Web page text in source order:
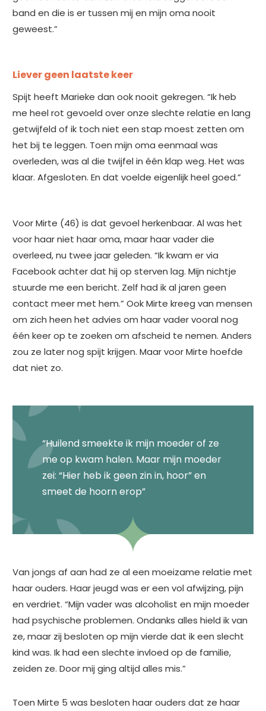
band en die is er tussen mij en mijn oma nooit
geweest.”
Liever geen laatste keer
Spijt heeft Marieke dan ook nooit gekregen. “Ik heb
me heel rot gevoeld over onze slechte relatie en lang
getwijfeld of ik toch niet een stap moest zetten om
het bij te leggen. Toen mijn oma eenmaal was
overleden, was al die twijfel in één klap weg. Het was
klaar. Afgesloten. En dat voelde eigenlijk heel goed.”
Voor Mirte (46) is dat gevoel herkenbaar. Al was het
voor haar niet haar oma, maar haar vader die
overleed, nu twee jaar geleden. “Ik kwam er via
Facebook achter dat hij op sterven lag. Mijn nichtje
stuurde me een bericht. Zelf had ik al jaren geen
contact meer met hem.” Ook Mirte kreeg van mensen
om zich heen het advies om haar vader vooral nog
één keer op te zoeken om afscheid te nemen. Anders
zou ze later nog spijt krijgen. Maar voor Mirte hoefde
dat niet zo.
“Huilend smeekte ik mijn moeder of ze
me op kwam halen. Maar mijn moeder
zei: “Hier heb ik geen zin in, hoor” en
smeet de hoorn erop”
Van jongs af aan had ze al een moeizame relatie met
haar ouders. Haar jeugd was er een vol afwijzing, pijn
en verdriet. “Mijn vader was alcoholist en mijn moeder
had psychische problemen. Ondanks alles hield ik van
ze, maar zij besloten op mijn vierde dat ik een slecht
kind was. Ik had een slechte invloed op de familie,
zeiden ze. Door mij ging altijd alles mis.”
Toen Mirte 5 was besloten haar ouders dat ze haar